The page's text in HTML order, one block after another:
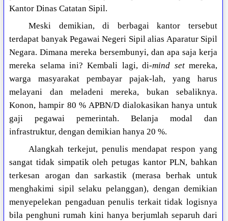
Kantor Dinas Catatan Sipil.
Meski demikian, di berbagai kantor tersebut
terdapat banyak Pegawai Negeri Sipil alias Aparatur Sipil
Negara. Dimana mereka bersembunyi, dan apa saja kerja
mereka selama ini? Kembali lagi, di-mind setmereka,
warga masyarakat pembayar pajak-lah, yang harus
melayani dan meladeni mereka, bukan sebaliknya.
Konon, hampir 80 % APBN/D dialokasikan hanya untuk
gaji pegawai pemerintah. Belanja modal dan
infrastruktur, dengan demikian hanya 20 %.
Alangkah terkejut, penulis mendapat respon yang
sangat tidak simpatik oleh petugas kantor PLN, bahkan
terkesan arogan dan sarkastik (merasa berhak untuk
menghakimi sipil selaku pelanggan), dengan demikian
menyepelekan pengaduan penulis terkait tidak logisnya
bila penghuni rumah kini hanya berjumlah separuh dari